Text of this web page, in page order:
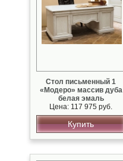
Стол письменный 1
«Модеро» массив дуба
белая эмаль
Цена: 117 975 руб.
Купить